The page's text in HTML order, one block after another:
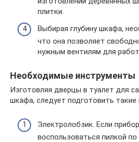
плитки.
Выбирая глубину шкафа,
что она позволяет
нужным вентилям для
Необходимые инструменты
Изготовляя дверцы в туалет для
шкафа, следует подготовить такие
Электролобзик. Если
воспользоваться пилкой по